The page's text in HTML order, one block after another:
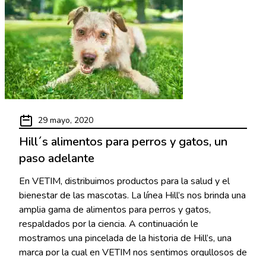
29 mayo, 2020
Hill´s alimentos para perros y gatos, un
paso adelante
En VETIM, distribuimos productos para la salud y el
bienestar de las mascotas. La línea Hill’s nos brinda una
amplia gama de alimentos para perros y gatos,
respaldados por la ciencia. A continuación le
mostramos una pincelada de la historia de Hill’s, una
marca por la cual en VETIM nos sentimos orgullosos de